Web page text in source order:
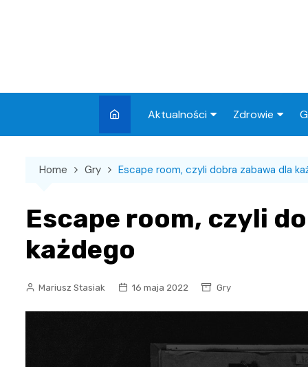
Aktualności
Wydarzenia
Kronika policyjna
Podróże
Zdrowie
Szpital
Sklepy
Home Gry Escape room, czyli dobra zabawa dla
Escape room, czyli
każdego
Mariusz Stasiak 16 maja 2022 Gry